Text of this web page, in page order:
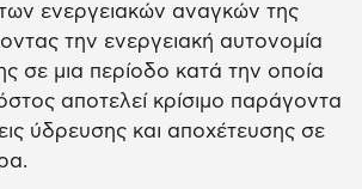
ενεργειακών αναγκών της
την ενεργειακή αυτονομία
σε μια περίοδο κατά την οποία
αποτελεί κρίσιμο παράγοντα
ύδρευσης και αποχέτευσης σε